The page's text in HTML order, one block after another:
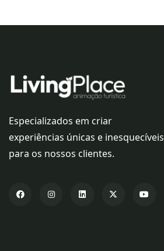
Especializados em criar
experiências únicas e inesquecíveis
para os nossos clientes.